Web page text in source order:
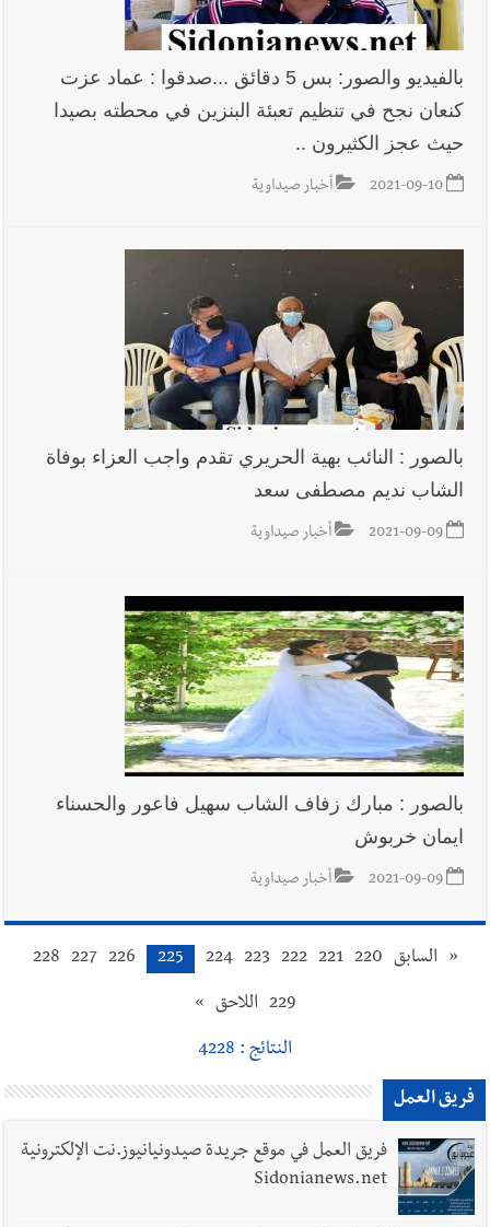
بالفيديو والصور: بس 5 دقائق ...صدقوا : عماد عزت
كنعان نجح في تنظيم تعبئة البنزين في محطته بصيدا
حيث عجز الكثيرون ..
2021-09-10 أخبار صيداوية
بالصور : النائب بهية الحريري تقدم واجب العزاء بوفاة
الشاب نديم مصطفى سعد
2021-09-09 أخبار صيداوية
بالصور : مبارك زفاف الشاب سهيل فاعور والحسناء
ايمان خربوش
2021-09-09 أخبار صيداوية
« السابق 220
221
222
223
224
225
226
227
228
229 اللاحق »
النتائج : 4228
فريق العمل
فريق العمل في موقع جريدة صيدونيانيوز.نت الإلكترونية
Sidonianews.net